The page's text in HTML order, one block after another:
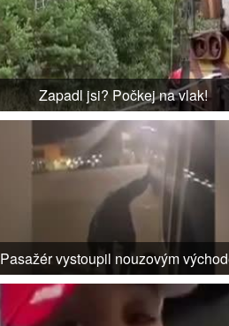
Zapadl jsi? Počkej na vlak!
Pasažér vystoupil nouzovým